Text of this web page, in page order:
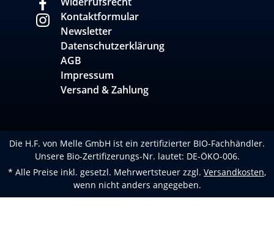
Kontaktformular
Newsletter
Datenschutzerklärung
AGB
Impressum
Versand & Zahlung
Die H.F. von Melle GmbH ist ein zertifizierter BIO-Fachhändler.
Unsere Bio-Zertifizerungs-Nr. lautet: DE-ÖKO-006.
* Alle Preise inkl. gesetzl. Mehrwertsteuer zzgl. Versandkosten,
wenn nicht anders angegeben.